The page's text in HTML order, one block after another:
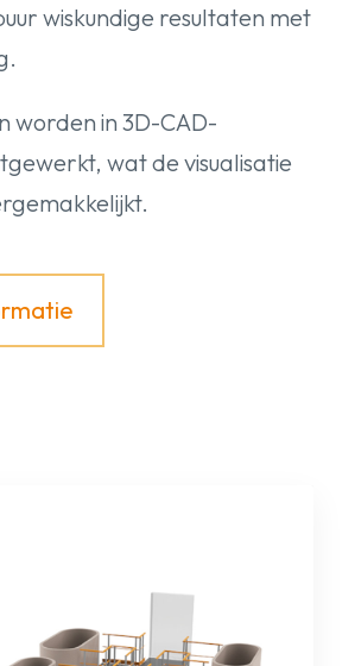
wiskundige resultaten met
worden in 3D-CAD-
wat de visualisatie